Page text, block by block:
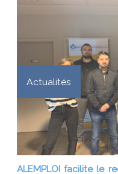
Actualités
ALEMPLOI facilite le